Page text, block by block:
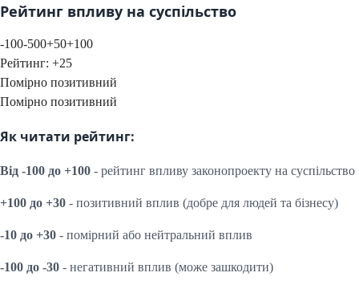
Рейтинг впливу на суспільство
-100-500+50+100
Рейтинг: +25
Помірно позитивний
Помірно позитивний
Як читати рейтинг:
Від -100 до +100 - рейтинг впливу законопроекту на суспільство
+100 до +30 - позитивний вплив (добре для людей та бізнесу)
-10 до +30 - помірний або нейтральний вплив
-100 до -30 - негативний вплив (може зашкодити)